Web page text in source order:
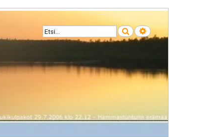
Etsi Tarkennettu haku